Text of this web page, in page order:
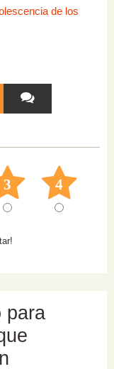
de los
3 4
para